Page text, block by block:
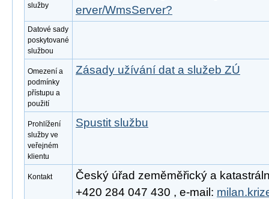
služby
erver/WmsServer?
Datové sady
poskytované
službou
Omezení a
podmínky
přístupu a
použití
Zásady užívání dat a služeb ZÚ
Prohlížení
služby ve
veřejném
klientu
Spustit službu
Kontakt
Český úřad zeměměřický a
+420 284 047 430 , e-mail: